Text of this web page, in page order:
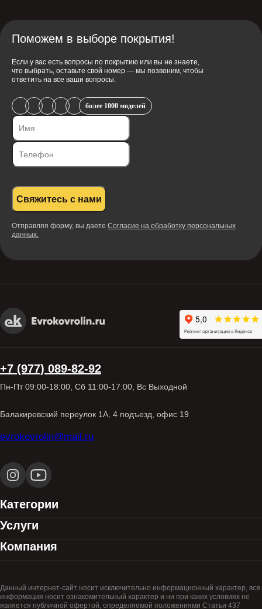
Поможем в выборе покрытия!
Если у вас есть вопросы по покрытию или вы не знаете,
что выбрать, оставьте свой номер — мы позвоним, чтобы
ответить на все ваши вопросы.
более 1000 моделей
Свяжитесь с нами
Отправляя форму, вы даете Согласие на обработку персональных
данных.
+7 (977) 089-82-92
Пн-Пт 09:00-18:00, Сб 11:00-17:00, Вс Выходной
Балакиревский переулок 1А, 4 подъезд, офис 19
evrokovrolin@mail.ru
Категории
Услуги
Компания
Данный интернет-сайт носит исключительно информационный характер, вся
информация носит ознакомительный характер и ни при каких условиях не
является публичной офертой, определяемой положениями Статьи 437